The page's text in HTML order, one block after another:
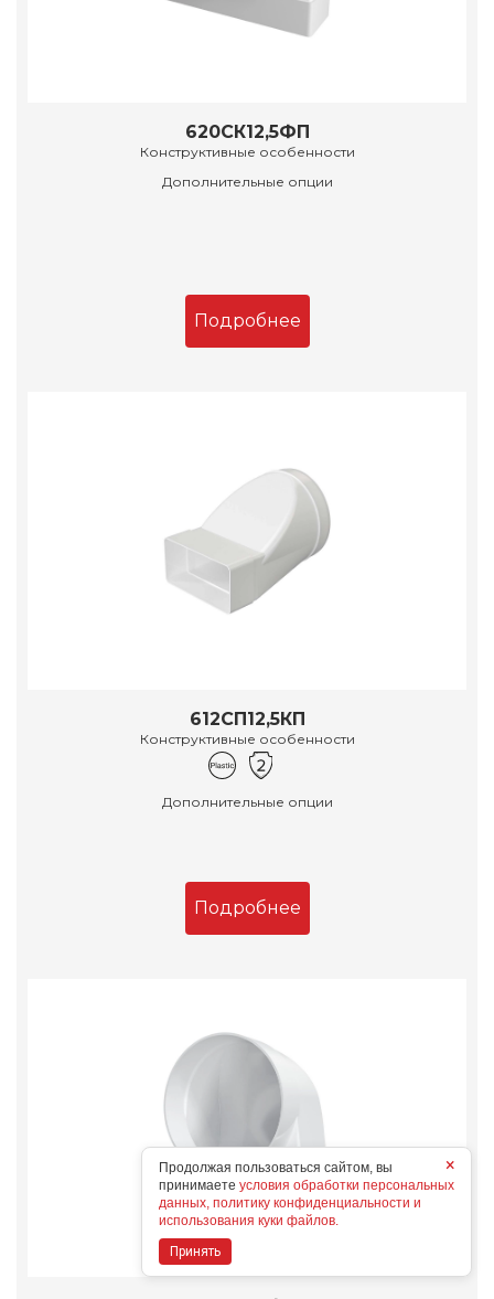
620СК12,5ФП
Конструктивные особенности
Дополнительные опции
Подробнее
612СП12,5КП
Конструктивные особенности
Дополнительные опции
Подробнее
×
Продолжая пользоваться сайтом, вы
принимаете условия обработки персональных
данных, политику конфиденциальности и
использования куки файлов.
Принять